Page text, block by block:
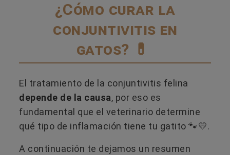
¿Cómo curar la
conjuntivitis en
gatos? 💊
El tratamiento de la conjuntivitis felina
depende de la causa, por eso es
fundamental que el veterinario determine
qué tipo de inflamación tiene tu gatito 🐾💛.
A continuación te dejamos un resumen